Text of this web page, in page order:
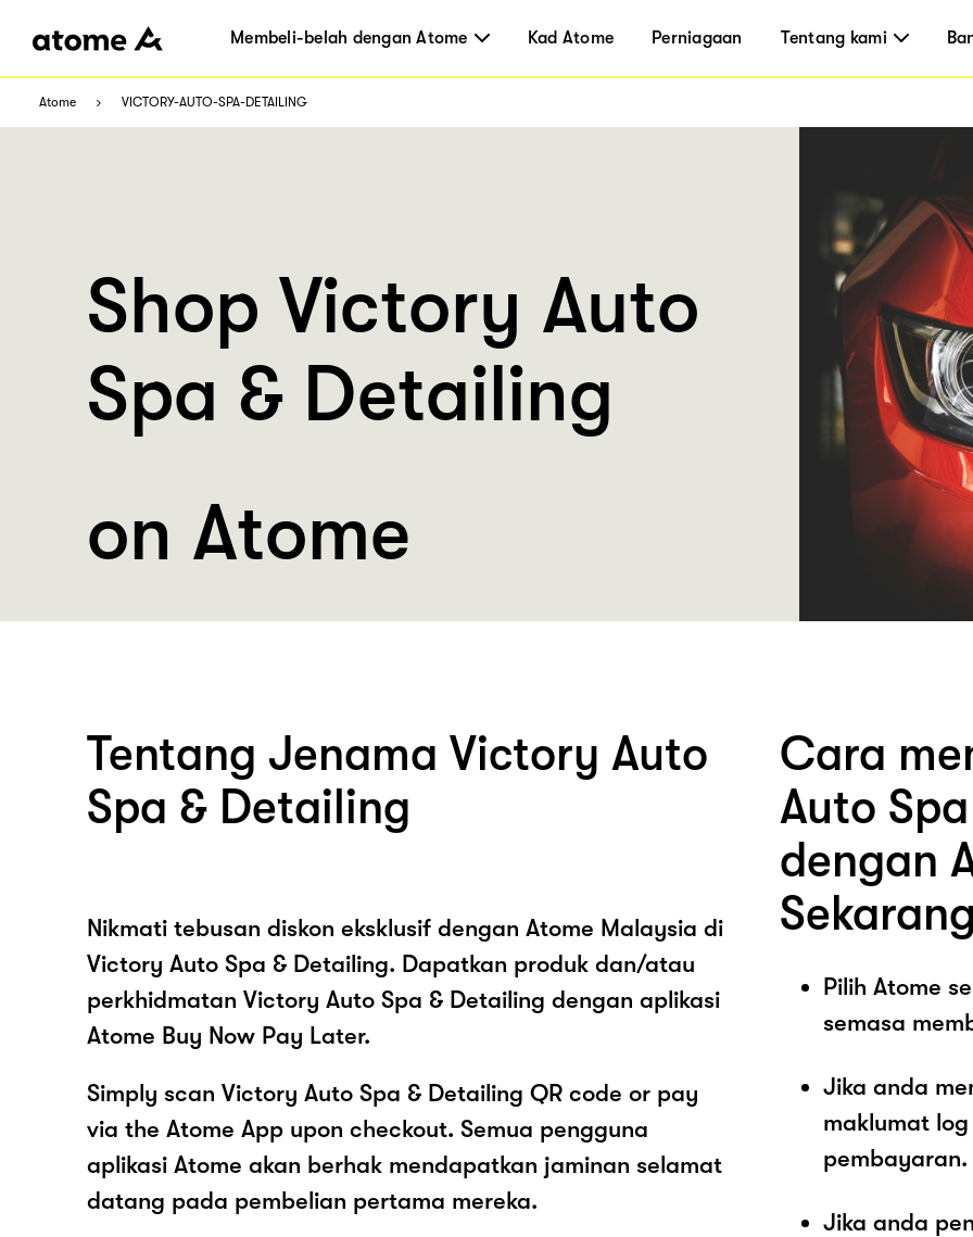
Membeli-belah dengan Atome Kad Atome Perniagaan Tentang kami
Atome VICTORY-AUTO-SPA-DETAILING
Shop Victory Auto
Spa & Detailing
on Atome
Tentang Jenama Victory Auto
Spa & Detailing
Nikmati tebusan diskon eksklusif dengan Atome Malaysia di
Victory Auto Spa & Detailing. Dapatkan produk dan/atau
perkhidmatan Victory Auto Spa & Detailing dengan aplikasi
Atome Buy Now Pay Later.
Simply scan Victory Auto Spa & Detailing QR code or pay
via the Atome App upon checkout. Semua pengguna
aplikasi Atome akan berhak mendapatkan jaminan selamat
datang pada pembelian pertama mereka.
Cara
Auto
dengan
Pilih Atome
semasa
Jika anda
maklumat
pembayaran.
Jika anda